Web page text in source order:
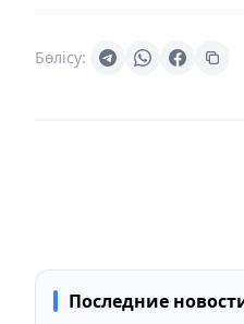
Бөлісу:
Последние